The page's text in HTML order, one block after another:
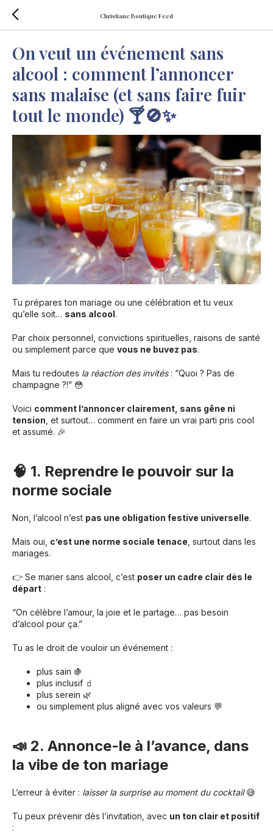
Christiane Boutique Feed
On veut un événement sans
alcool : comment l’annoncer
sans malaise (et sans faire fuir
tout le monde) 🍸🚫✨
Tu prépares ton mariage ou une célébration et tu veux
qu’elle soit… sans alcool.
Par choix personnel, convictions spirituelles, raisons de santé
ou simplement parce que vous ne buvez pas.
Mais tu redoutes la réaction des invités: “Quoi ? Pas de
champagne ?!” 😳
Voici comment l’annoncer clairement, sans gêne ni
tension , et surtout… comment en faire un vrai parti pris cool
et assumé. 🎉
🧠 1. Reprendre le pouvoir sur la
norme sociale
Non, l’alcool n’est pas une obligation festive universelle.
Mais oui, c’est une norme sociale tenace , surtout dans les
mariages.
👉 Se marier sans alcool, c’est poser un cadre clair dès le
départ :
“On célèbre l’amour, la joie et le partage… pas besoin
d’alcool pour ça.”
Tu as le droit de vouloir un événement :
plus sain 🍇
plus inclusif 🧃
plus serein 🌿
ou simplement plus aligné avec vos valeurs 💬
📣 2. Annonce-le à l’avance, dans
la vibe de ton mariage
L’erreur à éviter : laisser la surprise au moment du cocktail😅
Tu peux prévenir dès l’invitation, avec un ton clair et positif
: